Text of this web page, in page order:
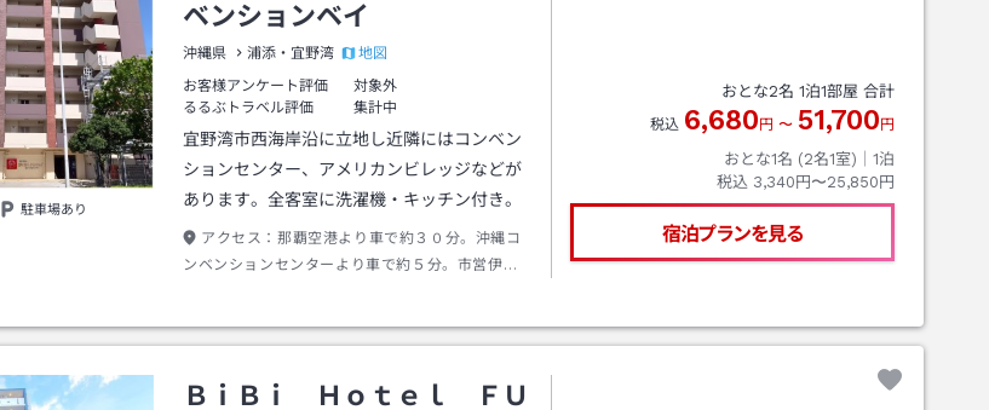
駐車場あり
ベンションベイ
沖縄県 浦添・宜野湾
地図
お客様アンケート評価
対象外
るるぶトラベル評価
集計中
宜野湾市西海岸沿に立地し近隣にはコンベン
ションセンター、アメリカンビレッジなどが
あります。全客室に洗濯機・キッチン付き。
アクセス： 那覇空港より車で約３０分。沖縄コ
ンベンションセンターより車で約５分。市営伊佐
おとな2名 1泊1部屋 合計
税込 6,680 円 〜 51,700 円
おとな1名 (2名1室)｜ 1泊
税込 3,340円〜25,850円
宿泊プランを見る
ＢｉＢｉ Ｈｏｔｅｌ ＦＵ